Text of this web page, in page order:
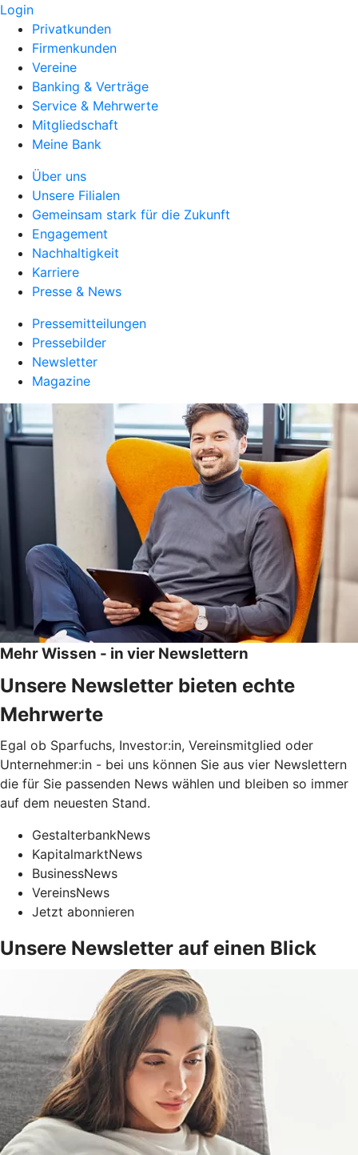
Login
Privatkunden
Firmenkunden
Vereine
Banking & Verträge
Service & Mehrwerte
Mitgliedschaft
Meine Bank
Über uns
Unsere Filialen
Gemeinsam stark für die Zukunft
Engagement
Nachhaltigkeit
Karriere
Presse & News
Pressemitteilungen
Pressebilder
Newsletter
Magazine
Mehr Wissen - in vier Newslettern
Unsere Newsletter bieten echte
Mehrwerte
Egal ob Sparfuchs, Investor:in, Vereinsmitglied oder
Unternehmer:in - bei uns können Sie aus vier Newslettern
die für Sie passenden News wählen und bleiben so immer
auf dem neuesten Stand.
GestalterbankNews
KapitalmarktNews
BusinessNews
VereinsNews
Jetzt abonnieren
Unsere Newsletter auf einen Blick